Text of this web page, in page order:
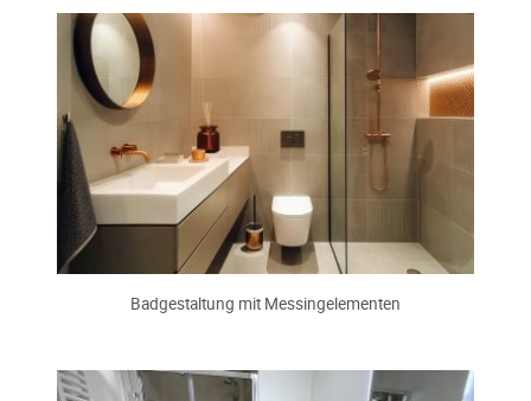
Badgestaltung mit Messingelementen